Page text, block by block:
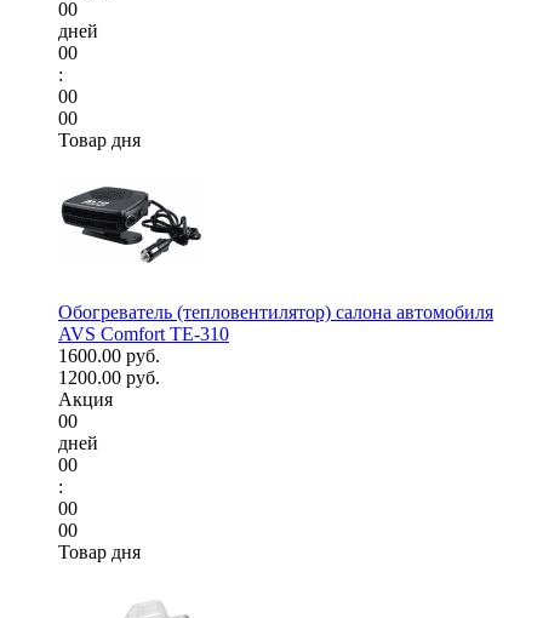
00
дней
00
:
00
00
Товар дня
Обогреватель (тепловентилятор) салона автомобиля
AVS Comfort TE-310
1600.00 руб.
1200.00 руб.
Акция
00
дней
00
:
00
00
Товар дня